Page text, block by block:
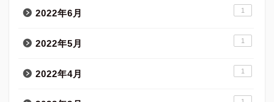
2022年6月 1
2022年5月 1
2022年4月 1